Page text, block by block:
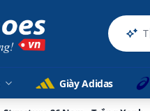
Sản
Giày Adidas